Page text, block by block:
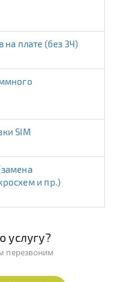
на плате (без ЗЧ)
SIM
и пр.)
услугу?
перезвоним